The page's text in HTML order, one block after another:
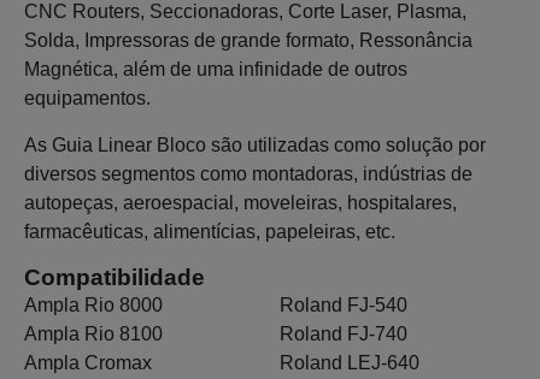
CNC Routers, Seccionadoras, Corte Laser, Plasma,
Solda, Impressoras de grande formato, Ressonância
Magnética, além de uma infinidade de outros
equipamentos.
As Guia Linear Bloco são utilizadas como solução por
diversos segmentos como montadoras, indústrias de
autopeças, aeroespacial, moveleiras, hospitalares,
farmacêuticas, alimentícias, papeleiras, etc.
Compatibilidade
Ampla Rio 8000
Ampla Rio 8100
Ampla Cromax
Roland FJ-540
Roland FJ-740
Roland LEJ-640